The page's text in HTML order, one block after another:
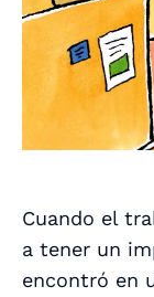
Cuando el
a tener un
encontró en